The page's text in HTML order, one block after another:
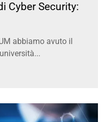
Cyber Security:
abbiamo avuto il